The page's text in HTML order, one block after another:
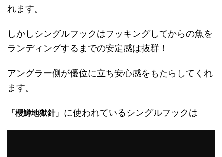
れます。
しかしシングルフックはフッキングしてからの魚を
ランディングするまでの安定感は抜群！
アングラー側が優位に立ち安心感をもたらしてくれ
ます。
「櫻鱒地獄針」に使われているシングルフックは